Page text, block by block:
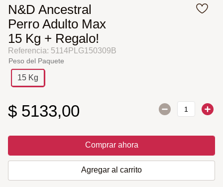
N&D Ancestral
Perro Adulto Max
15 Kg + Regalo!
Referencia: 5114PLG150309B
Peso del Paquete
15 Kg
$ 5133,00
Comprar ahora
Agregar al carrito